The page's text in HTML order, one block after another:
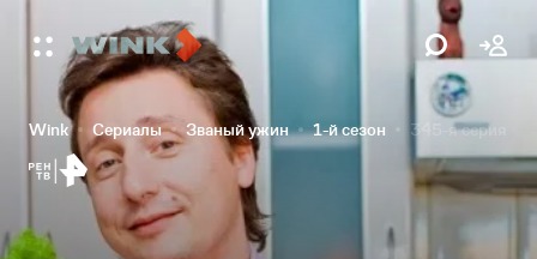
Wink Сериалы Званый ужин 1-й сезон 345-я серия